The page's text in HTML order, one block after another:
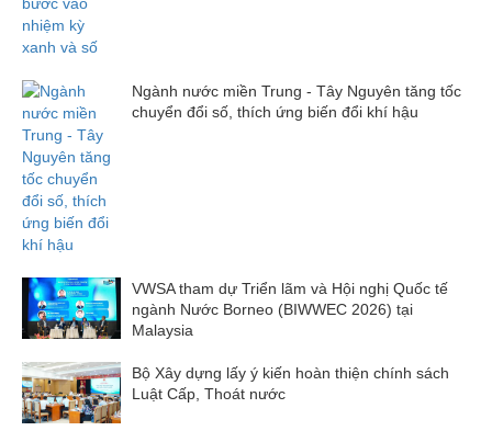
Ngành nước miền Trung - Tây Nguyên tăng tốc
chuyển đổi số, thích ứng biến đổi khí hậu
VWSA tham dự Triển lãm và Hội nghị Quốc tế
ngành Nước Borneo (BIWWEC 2026) tại
Malaysia
Bộ Xây dựng lấy ý kiến hoàn thiện chính sách
Luật Cấp, Thoát nước